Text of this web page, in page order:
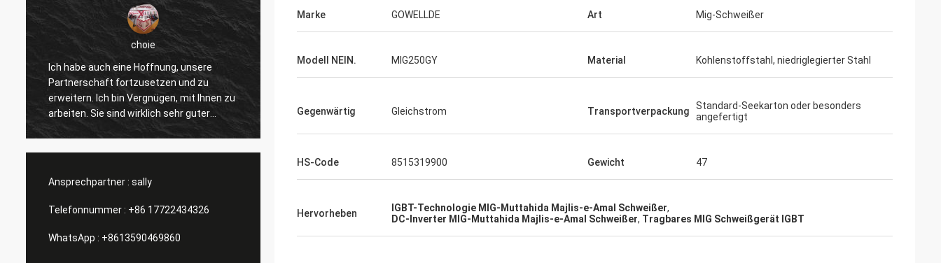
eine Hoffnung, unsere
fortzusetzen und zu
bin Vergnügen, mit Ihnen zu
wirklich sehr guter
stützen uns ständig. Die
Ich werde zur Zusammenarbeit mit Ihnen
gefallen, helfen Sie uns, unser zu
verbessern überprüfen für mich und
andere Kunden, also schätze ich Sie
wirklich, und der Preis ist angemessen
Ansprechpartner : sally
Telefonnummer : +86 17722434326
WhatsApp : +8613590469860
Marke GOWELLDE Art Mig-Schweißer
Modell NEIN. MIG250GY Material Kohlenstoffstahl, niedriglegierter Stahl
Gegenwärtig Gleichstrom Transportverpackung
Standard-Seekarton oder besonders
angefertigt
HS-Code 8515319900 Gewicht 47
Hervorheben IGBT-Technologie MIG-Muttahida Majlis-e-Amal Schweißer,
DC-Inverter MIG-Muttahida Majlis-e-Amal Schweißer, Tragbares MIG Schweißgerät IGBT